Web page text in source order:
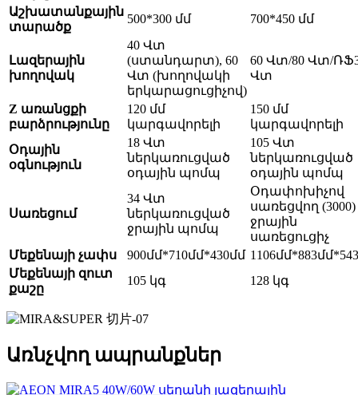
Աշխատանքային
տարածք
500*300 մմ 700*450 մմ
Լազերային
խողովակ
40 Վտ
(ստանդարտ), 60
Վտ (խողովակի
երկարացուցիչով)
60 Վտ/80 Վտ/
Վտ
Z առանցքի
բարձրությունը
120 մմ
կարգավորելի
150 մմ
կարգավորելի
Օդային
օգնություն
18 Վտ
ներկառուցված
օդային պոմպ
105 Վտ
ներկառուցված
օդային պոմպ
Սառեցում
34 Վտ
ներկառուցված
ջրային պոմպ
Օդափոխիչով
սառեցվող (3000)
ջրային
սառեցուցիչ
Մեքենայի չափս
900մմ*710մմ*430մմ
Մեքենայի զուտ
քաշը
105 կգ 128 կգ
Առնչվող ապրանքներ